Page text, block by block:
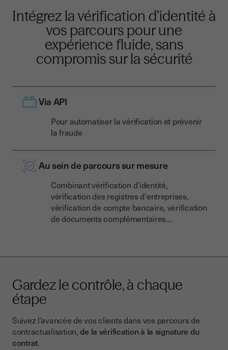
Intégrez la vérification d’identité à
vos parcours pour une
expérience fluide, sans
compromis sur la sécurité
Via API
Pour automatiser la vérification et prévenir
la fraude
Au sein de parcours sur mesure
Combinant vérification d’identité,
vérification des registres d'entreprises,
vérification de compte bancaire, vérification
de documents complémentaires...
Gardez le contrôle, à chaque
étape
Suivez l’avancée de vos clients dans vos parcours de
contractualisation,de la vérification à la signature du
contrat.